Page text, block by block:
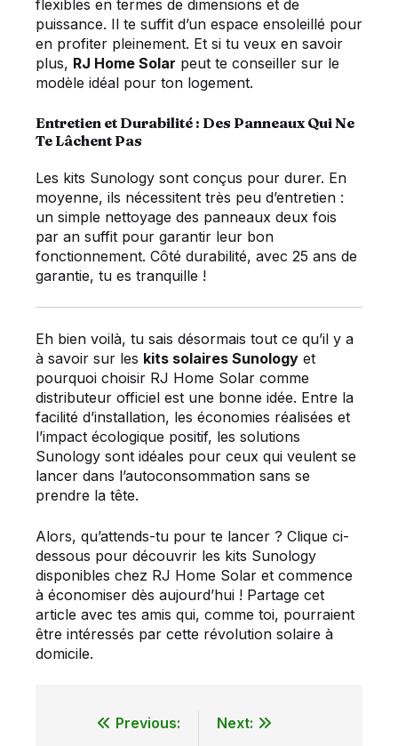
flexibles en termes de dimensions et de
puissance. Il te suffit d’un espace ensoleillé pour
en profiter pleinement. Et si tu veux en savoir
plus, RJ Home Solar peut te conseiller sur le
modèle idéal pour ton logement.
Entretien et Durabilité : Des Panneaux Qui Ne
Te Lâchent Pas
Les kits Sunology sont conçus pour durer. En
moyenne, ils nécessitent très peu d’entretien :
un simple nettoyage des panneaux deux fois
par an suffit pour garantir leur bon
fonctionnement. Côté durabilité, avec 25 ans de
garantie, tu es tranquille !
Eh bien voilà, tu sais désormais tout ce qu’il y a
à savoir sur les kits solaires Sunology et
pourquoi choisir RJ Home Solar comme
distributeur officiel est une bonne idée. Entre la
facilité d’installation, les économies réalisées et
l’impact écologique positif, les solutions
Sunology sont idéales pour ceux qui veulent se
lancer dans l’autoconsommation sans se
prendre la tête.
Alors, qu’attends-tu pour te lancer ? Clique ci-
dessous pour découvrir les kits Sunology
disponibles chez RJ Home Solar et commence
à économiser dès aujourd’hui ! Partage cet
article avec tes amis qui, comme toi, pourraient
être intéressés par cette révolution solaire à
domicile.
Navigation
Previous:
Next: